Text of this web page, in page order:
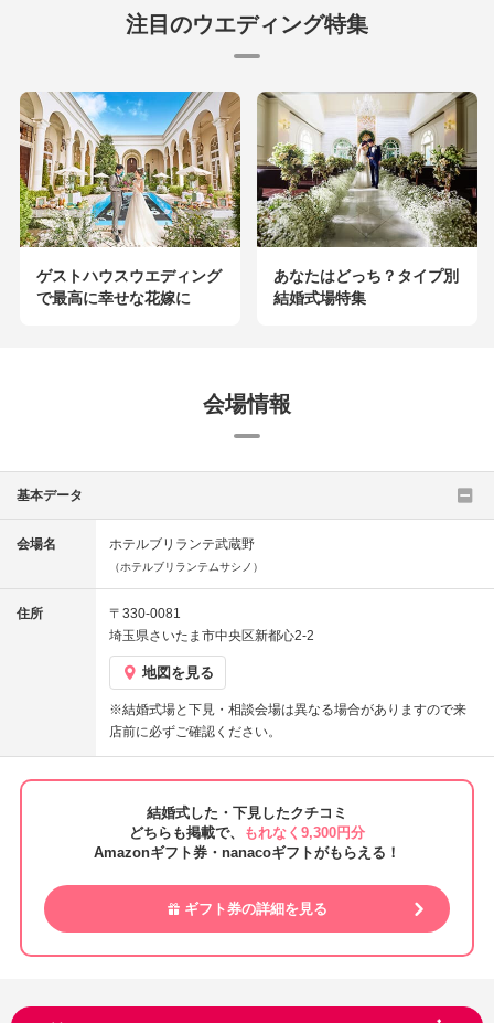
注目のウエディング特集
ゲストハウスウエディング
で最高に幸せな花嫁に
あなたはどっち？タイプ別
結婚式場特集
会場情報
基本データ
会場名 ホテルブリランテ武蔵野
（ホテルブリランテムサシノ）
住所
〒330-0081
埼玉県さいたま市中央区新都心2-2
地図を見る
※結婚式場と下見・相談会場は異なる場合がありますので来
店前に必ずご確認ください。
結婚式した・下見したクチコミ
どちらも掲載で、
もれなく9,300円分
Amazonギフト券・nanacoギフトがもらえる！
ギフト券の詳細を見る